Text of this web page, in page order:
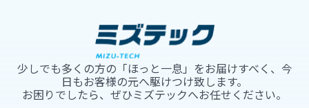
少しでも多くの方の「ほっと一息」をお届けすべく、今
日もお客様の元へ駆けつけ致します。
お困りでしたら、ぜひミズテックへお任せください。